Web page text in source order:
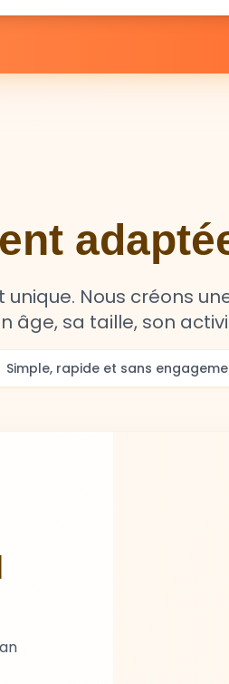
Nous créons
âge, sa taille, son
Simple, rapide et sans